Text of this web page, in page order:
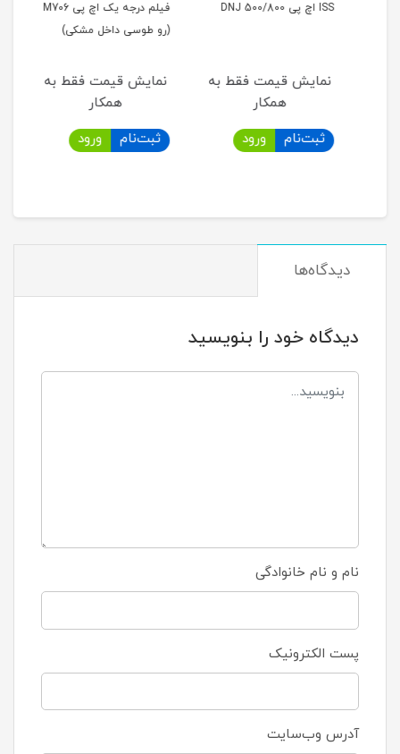
ISS اچ پی DNJ 500/800
نمایش قیمت فقط به
همکار
ثبت‌نام
ورود
فیلم درجه یک اچ پی M706
(رو طوسی داخل مشکی)
نمایش قیمت فقط به
همکار
ثبت‌نام
ورود
دیدگاه‌ها
دیدگاه خود را بنویسید
نام و نام خانوادگی
پست الکترونیک
آدرس وب‌سایت